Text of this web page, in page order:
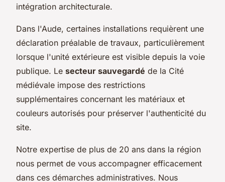
intégration architecturale.
Dans l'Aude, certaines installations requièrent une
déclaration préalable de travaux, particulièrement
lorsque l'unité extérieure est visible depuis la voie
publique. Le secteur sauvegardé de la Cité
médiévale impose des restrictions
supplémentaires concernant les matériaux et
couleurs autorisés pour préserver l'authenticité du
site.
Notre expertise de plus de 20 ans dans la région
nous permet de vous accompagner efficacement
dans ces démarches administratives. Nous